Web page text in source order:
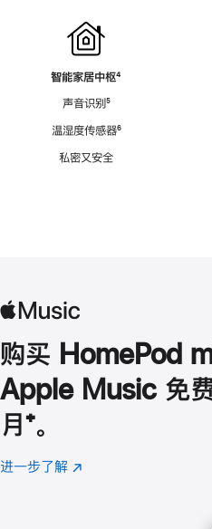
智能家居中枢脚
⁴
声音识别脚
⁵
温湿度传感器脚
⁶
私密又安全
购买 HomePod
Apple Music 免
月 脚
注
⁺。
进一步了解 Apple
(在